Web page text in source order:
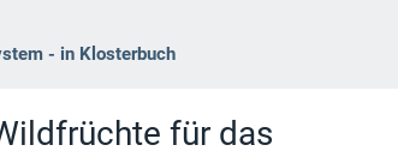
- in Klosterbuch
für das